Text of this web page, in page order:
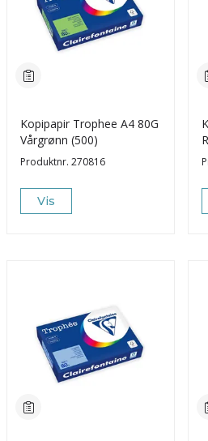
Kopipapir Trophee A4 80G
Vårgrønn (500)
Produktnr. 270816
Vis